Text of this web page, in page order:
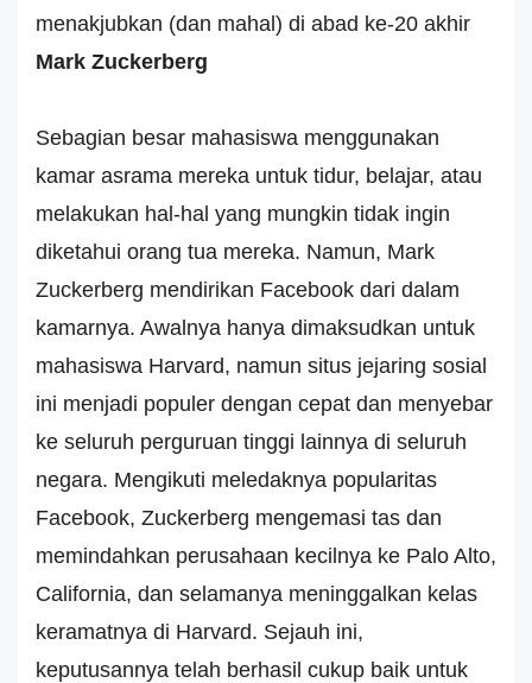
menakjubkan (dan mahal) di abad ke-20 akhir
Mark Zuckerberg
Sebagian besar mahasiswa menggunakan
kamar asrama mereka untuk tidur, belajar, atau
melakukan hal-hal yang mungkin tidak ingin
diketahui orang tua mereka. Namun, Mark
Zuckerberg mendirikan Facebook dari dalam
kamarnya. Awalnya hanya dimaksudkan untuk
mahasiswa Harvard, namun situs jejaring sosial
ini menjadi populer dengan cepat dan menyebar
ke seluruh perguruan tinggi lainnya di seluruh
negara. Mengikuti meledaknya popularitas
Facebook, Zuckerberg mengemasi tas dan
memindahkan perusahaan kecilnya ke Palo Alto,
California, dan selamanya meninggalkan kelas
keramatnya di Harvard. Sejauh ini,
keputusannya telah berhasil cukup baik untuk